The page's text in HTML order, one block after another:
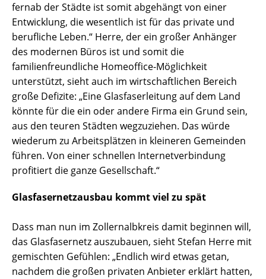
fernab der Städte ist somit abgehängt von einer
Entwicklung, die wesentlich ist für das private und
berufliche Leben.“ Herre, der ein großer Anhänger
des modernen Büros ist und somit die
familienfreundliche Homeoffice-Möglichkeit
unterstützt, sieht auch im wirtschaftlichen Bereich
große Defizite: „Eine Glasfaserleitung auf dem Land
könnte für die ein oder andere Firma ein Grund sein,
aus den teuren Städten wegzuziehen. Das würde
wiederum zu Arbeitsplätzen in kleineren Gemeinden
führen. Von einer schnellen Internetverbindung
profitiert die ganze Gesellschaft.“
Glasfasernetzausbau kommt viel zu spät
Dass man nun im Zollernalbkreis damit beginnen will,
das Glasfasernetz auszubauen, sieht Stefan Herre mit
gemischten Gefühlen: „Endlich wird etwas getan,
nachdem die großen privaten Anbieter erklärt hatten,